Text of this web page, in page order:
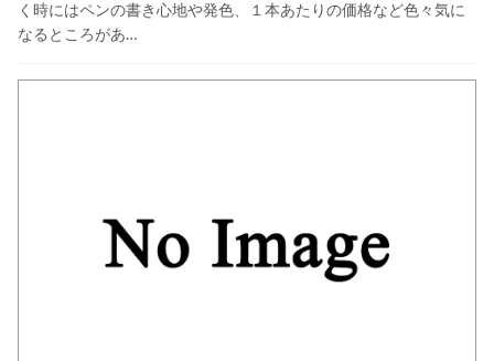
く時にはペンの書き心地や発色、１本あたりの価格など色々気に
なるところがあ…